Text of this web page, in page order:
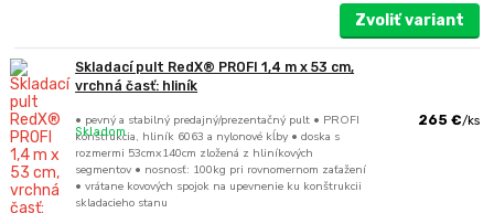
Zvoliť variant
Skladací pult RedX® PROFI 1,4 m x 53 cm,
vrchná časť: hliník
• pevný a stabilný predajný/prezentačný pult • PROFI
konštrukcia, hliník 6063 a nylonové kĺby • doska s
rozmermi 53cmx140cm zložená z hliníkových
segmentov • nosnosť: 100kg pri rovnomernom zaťažení
• vrátane kovových spojok na upevnenie ku konštrukcii
skladacieho stanu
265 €/ks
Skladom